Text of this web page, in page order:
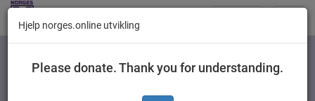
Kategorier
Hjelp norges.online utvikling
Please donate. Thank you for understanding.